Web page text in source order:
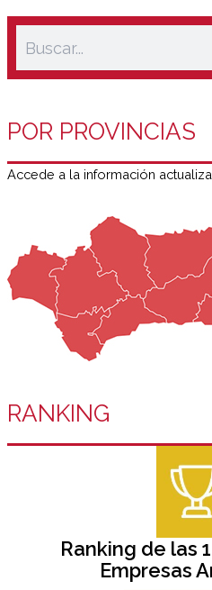
POR PROVINCIAS
Accede a la información
RANKING
Ranking de las
Empresas